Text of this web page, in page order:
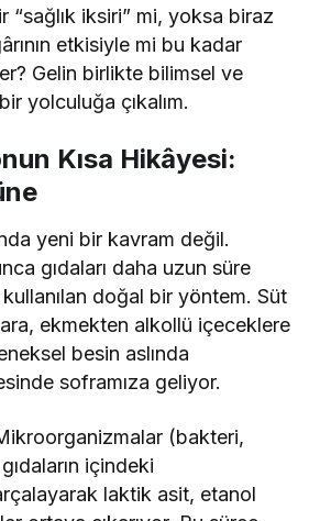
“sağlık iksiri” mi, yoksa biraz
etkisiyle mi bu kadar
Gelin birlikte bilimsel ve
yolculuğa çıkalım.
Kısa Hikâyesi:
yeni bir kavram değil.
gıdaları daha uzun süre
doğal bir yöntem. Süt
ekmekten alkollü içeceklere
besin aslında
soframıza geliyor.
(bakteri,
içindeki
laktik asit, etanol